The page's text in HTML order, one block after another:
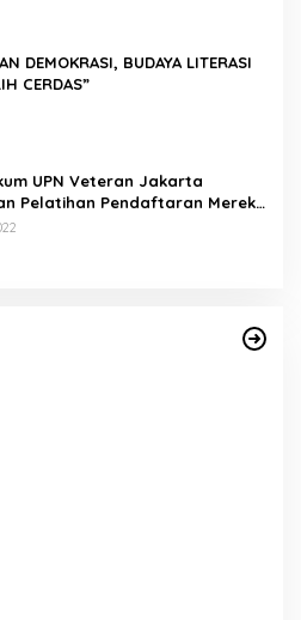
DEMOKRASI, BUDAYA LITERASI
CERDAS”
UPN Veteran Jakarta
Pelatihan Pendaftaran Merek
Kabupaten Indramayu
Biayai Sekolah, Edi